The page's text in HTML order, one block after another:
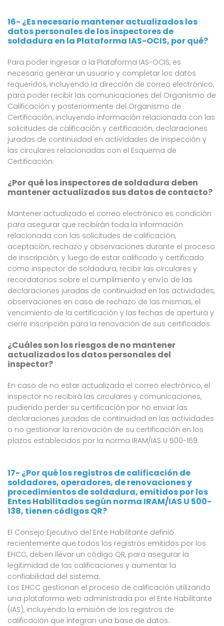
16- ¿Es necesario mantener actualizados los
datos personales de los inspectores de
soldadura en la Plataforma IAS-OCIS, por qué?
Para poder ingresar a la Plataforma IAS-OCIS, es
necesario generar un usuario y completar los datos
requeridos, incluyendo la dirección de correo electrónico,
para poder recibir las comunicaciones del Organismo de
Calificación y posteriormente del Organismo de
Certificación, incluyendo información relacionada con las
solicitudes de calificación y certificación, declaraciones
juradas de continuidad en actividades de inspección y
las circulares relacionadas con el Esquema de
Certificación.
¿Por qué los inspectores de soldadura deben
mantener actualizados sus datos de contacto?
Mantener actualizado el correo electrónico es condición
para asegurar que recibirán toda la información
relacionada con las solicitudes de calificación,
aceptación, rechazo y observaciones durante el proceso
de inscripción; y luego de estar calificado y certificado
como inspector de soldadura, recibir las circulares y
recordatorios sobre el cumplimiento y envío de las
declaraciones juradas de continuidad en las actividades,
observaciones en caso de rechazo de las mismas, el
vencimiento de la certificación y las fechas de apertura y
cierre inscripción para la renovación de sus certificados.
¿Cuáles son los riesgos de no mantener
actualizados los datos personales del
inspector?
En caso de no estar actualizado el correo electrónico, el
inspector no recibirá las circulares y comunicaciones,
pudiendo perder su certificación por no enviar las
declaraciones juradas de continuidad en las actividades
o no gestionar la renovación de su certificación en los
plazos establecidos por la norma IRAM/IAS U 500-169.
17- ¿Por qué los registros de calificación de
soldadores, operadores, de renovaciones y
procedimientos de soldadura, emitidos por los
Entes Habilitados según norma IRAM/IAS U 500-
138, tienen códigos QR?
El Consejo Ejecutivo del Ente Habilitante definió
recientemente que todos los registros emitidos por los
EHCC, deben llevar un código QR, para asegurar la
legitimidad de las calificaciones y aumentar la
confiabilidad del sistema.
Los EHCC gestionan el proceso de calificación utilizando
una plataforma web administrada por el Ente Habilitante
(IAS), incluyendo la emisión de los registros de
calificación que integran una base de datos.